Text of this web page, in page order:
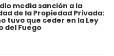
media sanción a la
de la Propiedad Privada:
tuvo que ceder en la Ley
del Fuego